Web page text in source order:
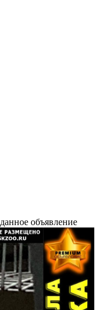
данное объявление